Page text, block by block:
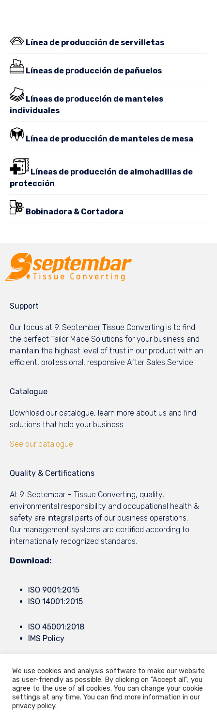
Línea de producción de servilletas
Líneas de producción de pañuelos
Líneas de producción de manteles
individuales
Línea de producción de manteles de mesa
Líneas de producción de almohadillas de
protección
Bobinadora & Cortadora
Support
Our focus at 9. September Tissue Converting is to find
the perfect Tailor Made Solutions for your business and
maintain the highest level of trust in our product with an
efficient, professional, responsive After Sales Service.
Catalogue
Download our catalogue, learn more about us and find
solutions that help your business.
See our catalogue
Quality & Certifications
At 9. Septembar – Tissue Converting, quality,
environmental responsibility and occupational health &
safety are integral parts of our business operations.
Our management systems are certified according to
internationally recognized standards.
Download:
ISO 9001:2015
ISO 14001:2015
ISO 45001:2018
IMS Policy
© 20219.Septembarby all rights reserved ∙Privacy∙Terms of Use∙
Konjevici bb, Cacak, Serbia ∙ Europe Mail.info@9septembar.com∙
Mail.sales@9septembar.com
We use cookies and analysis software to make our website
as user-friendly as possible. By clicking on "Accept all", you
agree to the use of all cookies. You can change your cookie
settings at any time. You can find more information in our
privacy policy.